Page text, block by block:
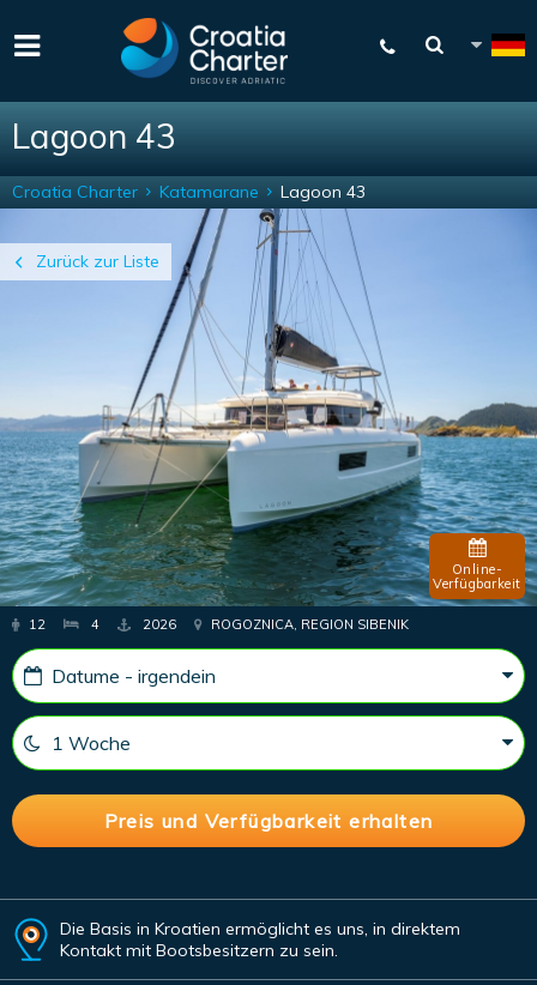
Lagoon 43
Zurück zur Liste
Croatia Charter Katamarane Lagoon 43
Online-
Verfügbarkeit
12 4 2026 ROGOZNICA, REGION SIBENIK
Die Basis in Kroatien ermöglicht es uns, in direktem
Kontakt mit Bootsbesitzern zu sein.